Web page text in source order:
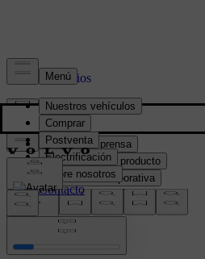
Prensa y Medios
Material de prensa
Información del producto
Información corporativa
Contacto de medios
location: